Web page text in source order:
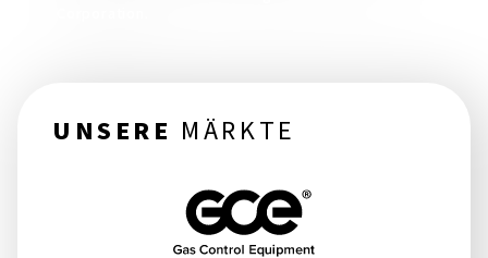
UNSERE MÄRKTE